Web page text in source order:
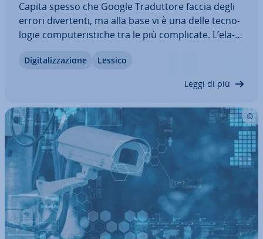
Capita spesso che Google Tra­dut­to­re faccia degli
errori di­ver­ten­ti, ma alla base vi è una delle tec­no­
lo­gie com­pu­te­ri­sti­che tra le più com­pli­ca­te. L’ela­
computer di tradurre da una lingua ad un’altra, di
Di­gi­ta­liz­za­zio­ne Lessico
Leggi di più